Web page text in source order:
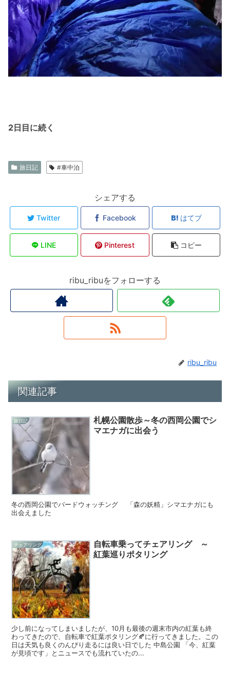
2日目に続く
旅日記 #車中泊
シェアする
Twitter Facebook はてブ
LINE Pinterest コピー
ribu_ribuをフォローする
ribu_ribu
関連記事
旅日記
札幌公園散歩～冬の西岡公園でシ
マエナガに出会う
冬の西岡公園でバードウォッチング 「森の妖精」シマエナガにも
出会えました
チェアリング
自転車乗ってチェアリング ～
紅葉巡りポタリング
少し前になってしまいましたが、10月も最後の週末市内の紅葉も終
わってきたので、自転車で紅葉ポタリング🍂に行ってきました。この
日は天気も良くのんびり走るには良い日でした 中島公園 「今、紅葉
が見頃です」とニュースでも流れていたの...